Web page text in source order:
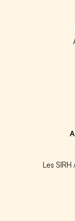
Les